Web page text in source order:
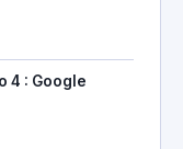
4 : Google